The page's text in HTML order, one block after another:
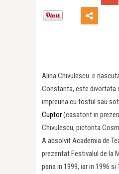
Alina Chivulescu e
Constanta, este divortata
impreuna cu fostul sau
Cuptor(casatorit in
Chivulescu, pictorita
A absolvit Academia de
prezentat Festivalul de la
pana in 1999, iar in 1996